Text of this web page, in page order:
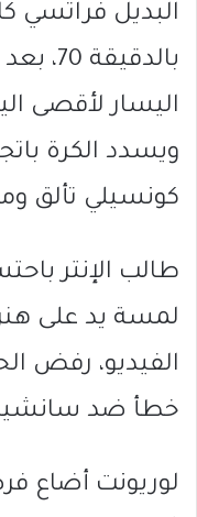
البديل فراتسي
اليسار لأقصى
ويسدد الكرة
كونسيلي تألق
طالب الإنتر
لمسة يد على
الفيديو، رفض
خطأ ضد سانشيز
لوريونت أضاع